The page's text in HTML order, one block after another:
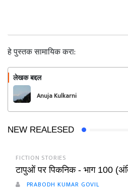
हे पुस्तक सामायिक करा:
लेखक बद्दल
Anuja Kulkarni
NEW REALESED
FICTION STORIES
टापुओं पर पिकनिक - भाग 100
PRABODH KUMAR GOVIL